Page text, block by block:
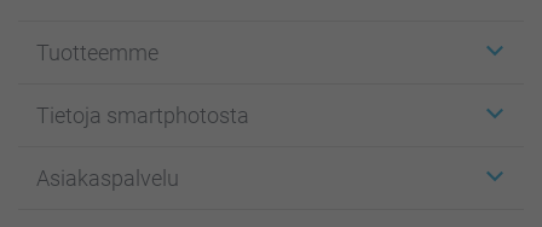
Tuotteemme
Kuvakortit
Kuvakirjat
Tietoja smartphotosta
Affiliate ohjelma
Asiakaspalvelu